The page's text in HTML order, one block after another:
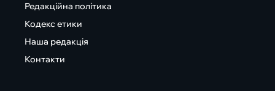
Редакційна політика
Кодекс етики
Наша редакція
Контакти